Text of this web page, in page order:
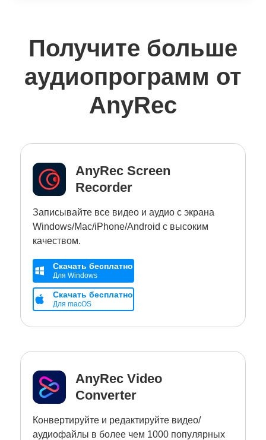
Получите больше
аудиопрограмм от
AnyRec
AnyRec Screen
Recorder
Записывайте все видео и аудио с экрана
Windows/Mac/iPhone/Android с высоким
качеством.
Скачать бесплатно
Для Windows
Скачать бесплатно
Для macOS
AnyRec Video
Converter
Конвертируйте и редактируйте видео/
аудиофайлы в более чем 1000 популярных